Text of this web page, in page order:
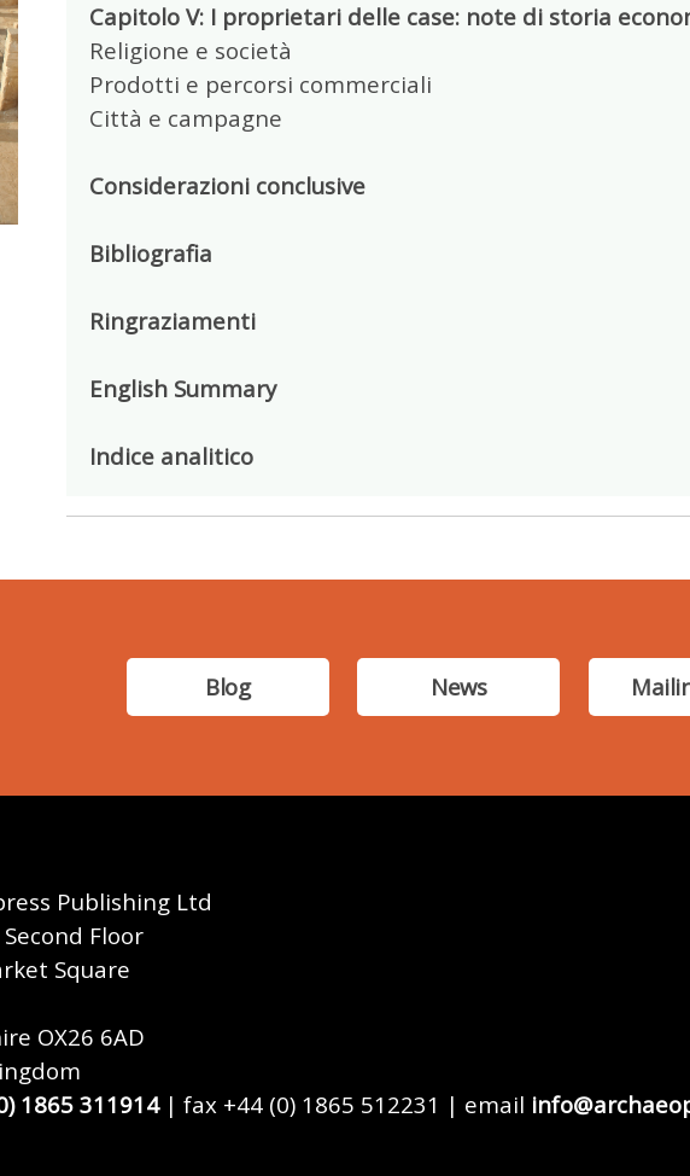
Capitolo V: I proprietari delle case: note di storia
Religione e società
Prodotti e percorsi commerciali
Città e campagne
Considerazioni conclusive
Bibliografia
Ringraziamenti
English Summary
Indice analitico
Blog News
Publishing Ltd
Floor
Square
OX26 6AD
1865 311914| fax +44 (0) 1865 512231 | email